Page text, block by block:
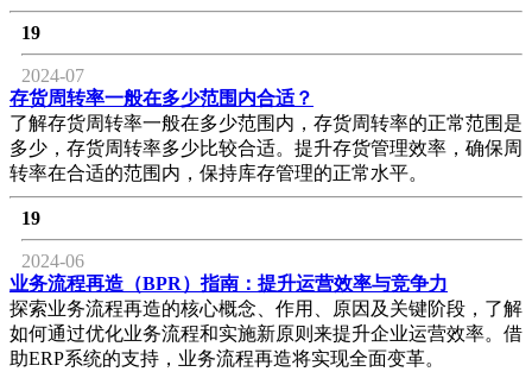
19
2024-07
存货周转率一般在多少范围内合适？
了解存货周转率一般在多少范围内，存货周转率的正常范围是
多少，存货周转率多少比较合适。提升存货管理效率，确保周
转率在合适的范围内，保持库存管理的正常水平。
19
2024-06
业务流程再造（BPR）指南：提升运营效率与竞争力
探索业务流程再造的核心概念、作用、原因及关键阶段，了解
如何通过优化业务流程和实施新原则来提升企业运营效率。借
助ERP系统的支持，业务流程再造将实现全面变革。